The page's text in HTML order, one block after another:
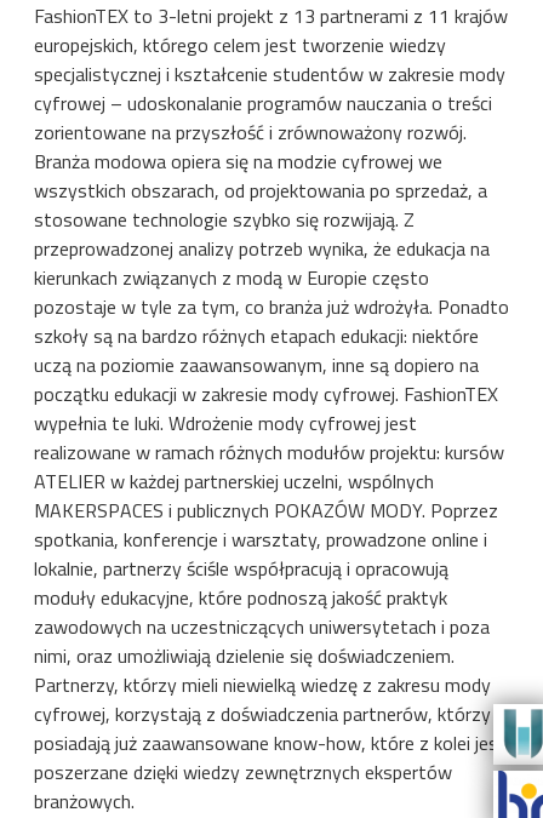
FashionTEX to 3-letni projekt z 13 partnerami z 11 krajów
europejskich, którego celem jest tworzenie wiedzy
specjalistycznej i kształcenie studentów w zakresie mody
cyfrowej – udoskonalanie programów nauczania o treści
zorientowane na przyszłość i zrównoważony rozwój.
Branża modowa opiera się na modzie cyfrowej we
wszystkich obszarach, od projektowania po sprzedaż, a
stosowane technologie szybko się rozwijają. Z
przeprowadzonej analizy potrzeb wynika, że edukacja na
kierunkach związanych z modą w Europie często
pozostaje w tyle za tym, co branża już wdrożyła. Ponadto
szkoły są na bardzo różnych etapach edukacji: niektóre
uczą na poziomie zaawansowanym, inne są dopiero na
początku edukacji w zakresie mody cyfrowej. FashionTEX
wypełnia te luki. Wdrożenie mody cyfrowej jest
realizowane w ramach różnych modułów projektu: kursów
ATELIER w każdej partnerskiej uczelni, wspólnych
MAKERSPACES i publicznych POKAZÓW MODY. Poprzez
spotkania, konferencje i warsztaty, prowadzone online i
lokalnie, partnerzy ściśle współpracują i opracowują
moduły edukacyjne, które podnoszą jakość praktyk
zawodowych na uczestniczących uniwersytetach i poza
nimi, oraz umożliwiają dzielenie się doświadczeniem.
Partnerzy, którzy mieli niewielką wiedzę z zakresu mody
cyfrowej, korzystają z doświadczenia partnerów, którzy
posiadają już zaawansowane know-how, które z kolei jest
poszerzane dzięki wiedzy zewnętrznych ekspertów
branżowych.